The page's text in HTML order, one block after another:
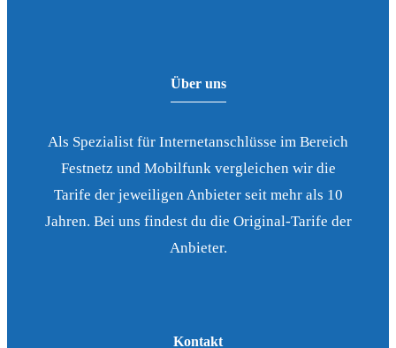
Über uns
Als Spezialist für Internetanschlüsse im Bereich
Festnetz und Mobilfunk vergleichen wir die
Tarife der jeweiligen Anbieter seit mehr als 10
Jahren. Bei uns findest du die Original-Tarife der
Anbieter.
Kontakt